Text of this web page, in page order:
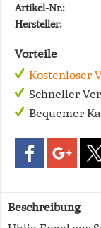
Artikel-Nr.:
Hersteller:
Vorteile
Kostenloser
Schneller
Bequemer
Beschreibung